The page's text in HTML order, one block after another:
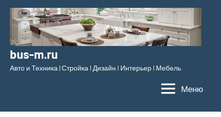
Перейти
содержимому
bus-m.ru
Авто и Техника | Стройка l Дизайн l Интерьер l Мебель
Меню